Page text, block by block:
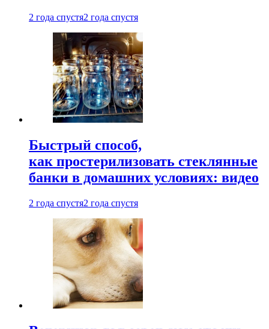
2 года спустя2 года спустя
Быстрый способ,
как простерилизовать стеклянные
банки в домашних условиях: видео
2 года спустя2 года спустя